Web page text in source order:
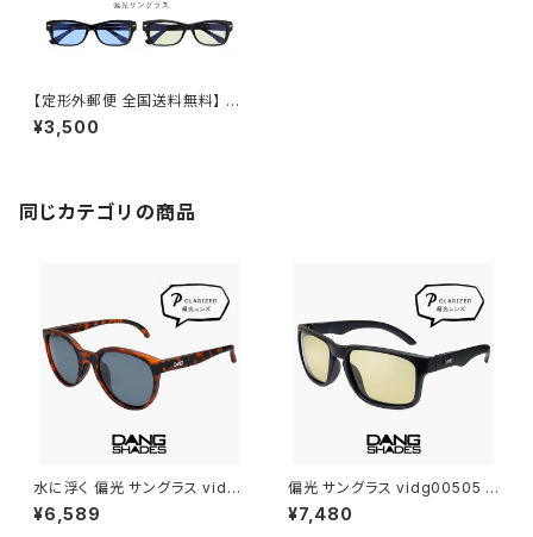
【定形外郵便 全国送料無料】 偏
光サングラス formode2 メン
ズ 薄い 色 サングラス ライトカラ
リントン 型 男性 uvカット 紫外
線対策
¥3,500
同じカテゴリの商品
水に浮く 偏光 サングラス vidg
00492 ダンシェイディーズ フ
ローティー DANG SHADES 偏
¥6,589
偏光 サングラス vidg00505 ダ
ンシェイディーズ ALL TERRAI
N JP DANG SHADES オール
¥7,480